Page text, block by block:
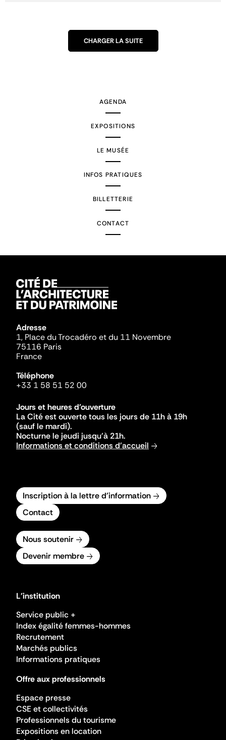
CHARGER LA SUITE
AGENDA
EXPOSITIONS
LE MUSÉE
INFOS PRATIQUES
BILLETTERIE
CONTACT
Adresse
1, Place du Trocadéro et du 11 Novembre
75116 Paris
France
Téléphone
+33 1 58 51 52 00
Jours et heures d'ouverture
La Cité est ouverte tous les jours de 11h à 19h
(sauf le mardi).
Nocturne le jeudi jusqu'à 21h.
Informations et conditions d'accueil
Inscription à la lettre d'information
Contact
Nous soutenir
Devenir membre
L'institution
Service public +
Index égalité femmes-hommes
Recrutement
Marchés publics
Informations pratiques
Offre aux professionnels
Espace presse
CSE et collectivités
Professionnels du tourisme
Expositions en location